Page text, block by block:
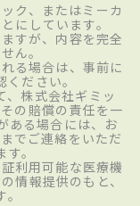
ク、またはミーカ
にしています。
すが、内容を完全
ん。
る場合は、事前に
ださい。
、株式会社ギミッ
の賠償の責任を一
ある場合には、お
でご連絡をいただ
。
利用可能な医療機
情報提供のもと、